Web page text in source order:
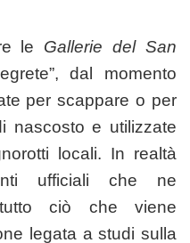
le Gallerie del San
dal momento
per scappare o per
nascosto e utilizzate
locali. In realtà
ufficiali che ne
ciò che viene
legata a studi sulla